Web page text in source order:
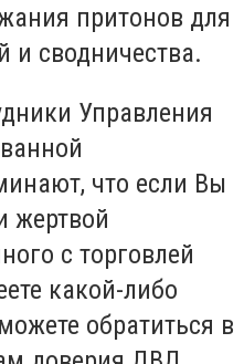
притонов для
и сводничества.
Управления
что если Вы
жертвой
с торговлей
какой-либо
обратиться в